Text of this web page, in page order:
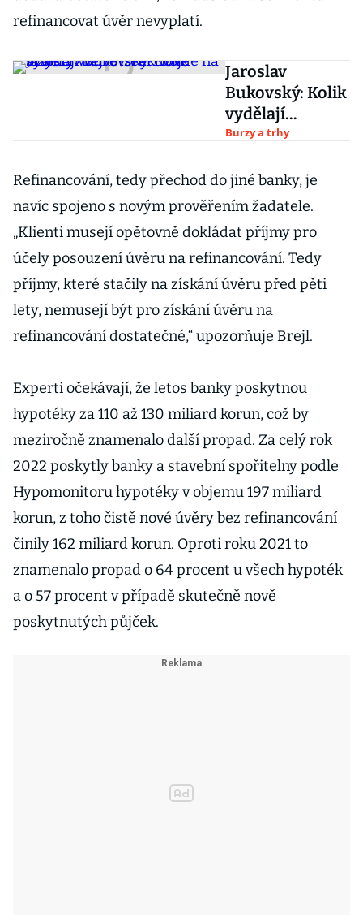
refinancovat úvěr nevyplatí.
Jaroslav
Bukovský: Kolik
vydělají
největší akciové
Street. Dojde na
slzy?
Burzy a trhy
Refinancování, tedy přechod do jiné banky, je
navíc spojeno s novým prověřením žadatele.
„Klienti musejí opětovně dokládat příjmy pro
účely posouzení úvěru na refinancování. Tedy
příjmy, které stačily na získání úvěru před pěti
lety, nemusejí být pro získání úvěru na
refinancování dostatečné,“ upozorňuje Brejl.
Experti očekávají, že letos banky poskytnou
hypotéky za 110 až 130 miliard korun, což by
meziročně znamenalo další propad. Za celý rok
2022 poskytly banky a stavební spořitelny podle
Hypomonitoru hypotéky v objemu 197 miliard
korun, z toho čistě nové úvěry bez refinancování
činily 162 miliard korun. Oproti roku 2021 to
znamenalo propad o 64 procent u všech hypoték
a o 57 procent v případě skutečně nově
poskytnutých půjček.